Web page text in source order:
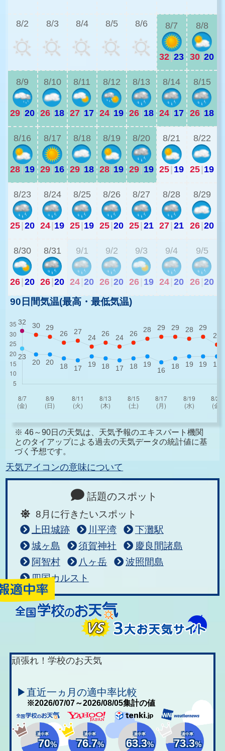
8/2 8/3 8/4 8/5 8/6 8/7
32 23
8/8
30 20
8/9
29 20
8/10
26 18
8/11
27 17
8/12
24 19
8/13
26 18
8/14
24 17
8/15
26 18
8/16
28 19
8/17
29 16
8/18
29 18
8/19
28 19
8/20
29 19
8/21
25 19
8/22
25 19
8/23
25 20
8/24
24 19
8/25
25 19
8/26
25 20
8/27
25 21
8/28
27 21
8/29
26 20
8/30
26 20
8/31
26 20
9/1
24 20
9/2
26 20
9/3
26 19
9/4
24 20
9/5
26 20
90日間気温(最高・最低気温)
※ 46～90日の天気は、天気予報のエキスパート機関
とのタイアップによる過去の天気データの統計値に基
づく予想です。
天気アイコンの意味について
話題のスポット
8月に行きたいスポット
上田城跡
川平湾
下灘駅
城ヶ島
須賀神社
慶良間諸島
阿智村
八ヶ岳
波照間島
四国カルスト
頑張れ！学校のお天気
▶直近一ヵ月の適中率比較
※2026/07/07～2026/08/05集計の値
適中率
70%
適中率
76.7%
適中率
63.3%
適中率
73.3%